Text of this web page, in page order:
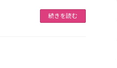
続きを読む